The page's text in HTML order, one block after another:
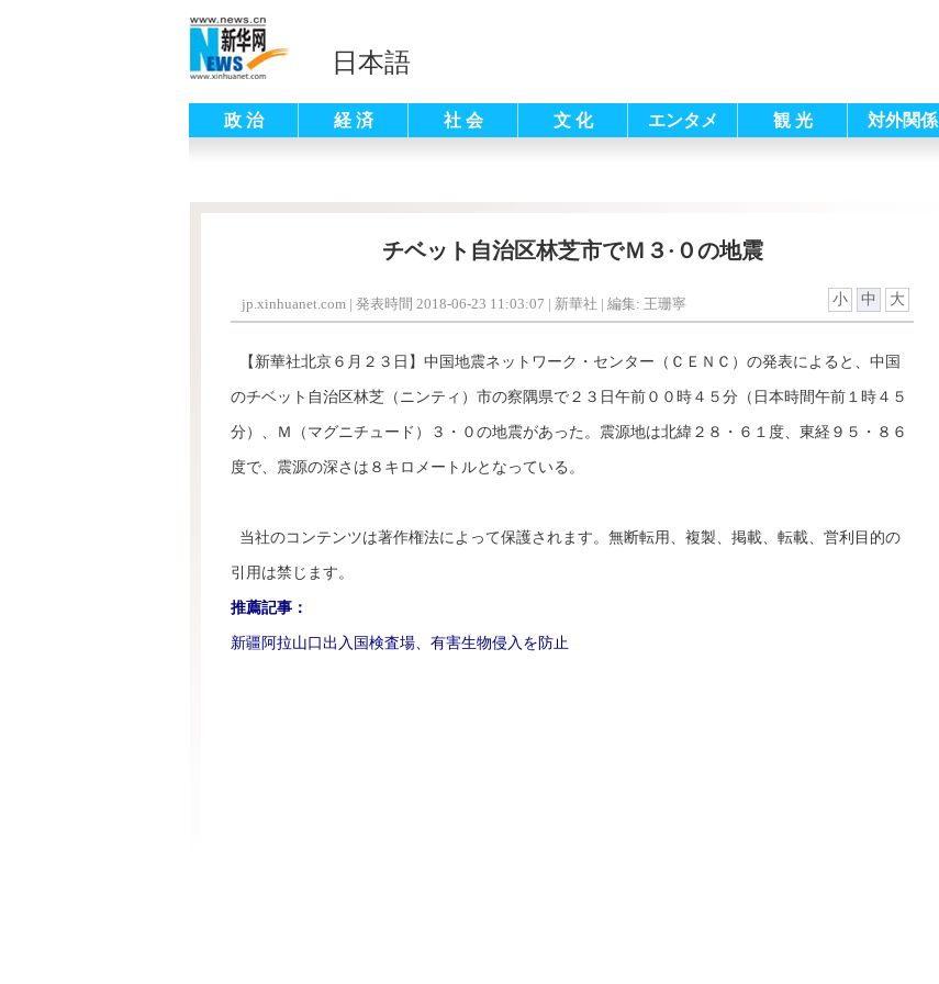
日本語
政 治 経 済 社 会 文 化 エンタメ 観 光 対外関係
チベット自治区林芝市でＭ３·０の地震
jp.xinhuanet.com | 発表時間 2018-06-23 11:03:07 | 新華社 | 編集: 王珊寧 小 中 大
【新華社北京６月２３日】中国地震ネットワーク・センター（ＣＥＮＣ）の発表によると、中国
のチベット自治区林芝（ニンティ）市の察隅県で２３日午前００時４５分（日本時間午前１時４５
分）、Ｍ（マグニチュード）３・０の地震があった。震源地は北緯２８・６１度、東経９５・８６
度で、震源の深さは８キロメートルとなっている。
当社のコンテンツは著作権法によって保護されます。無断転用、複製、掲載、転載、営利目的の
引用は禁じます。
推薦記事：
新疆阿拉山口出入国検査場、有害生物侵入を防止